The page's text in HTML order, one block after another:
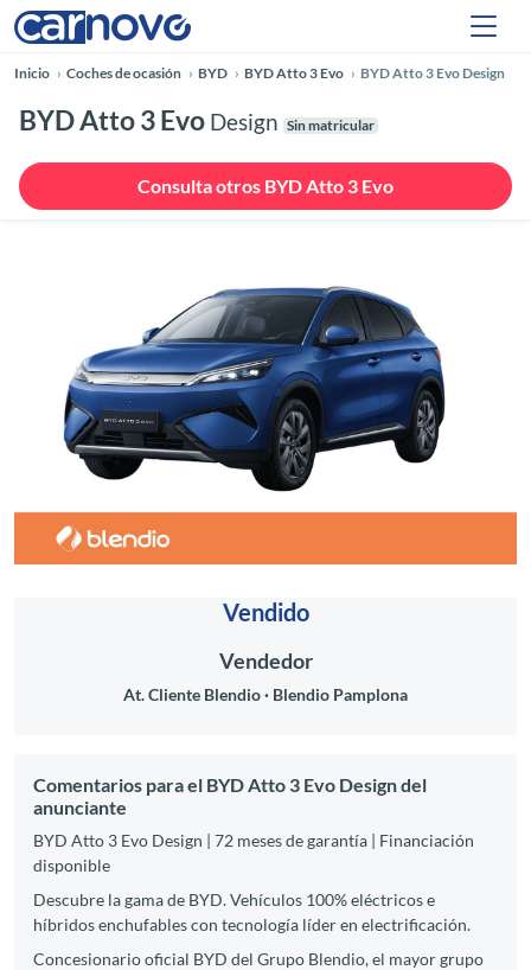
Inicio Coches de ocasión BYD BYD Atto 3 Evo BYD Atto 3 Evo Design
BYD Atto 3 Evo Design Sin matricular
Consulta otros BYD Atto 3 Evo
Anterior
Vendido
Vendedor
At. Cliente Blendio Blendio Pamplona
Comentarios para el BYD Atto 3 Evo Design del
anunciante
BYD Atto 3 Evo Design | 72 meses de garantía | Financiación
disponible
Descubre la gama de BYD. Vehículos 100% eléctricos e
híbridos enchufables con tecnología líder en electrificación.
Concesionario oficial BYD del Grupo Blendio, el mayor grupo